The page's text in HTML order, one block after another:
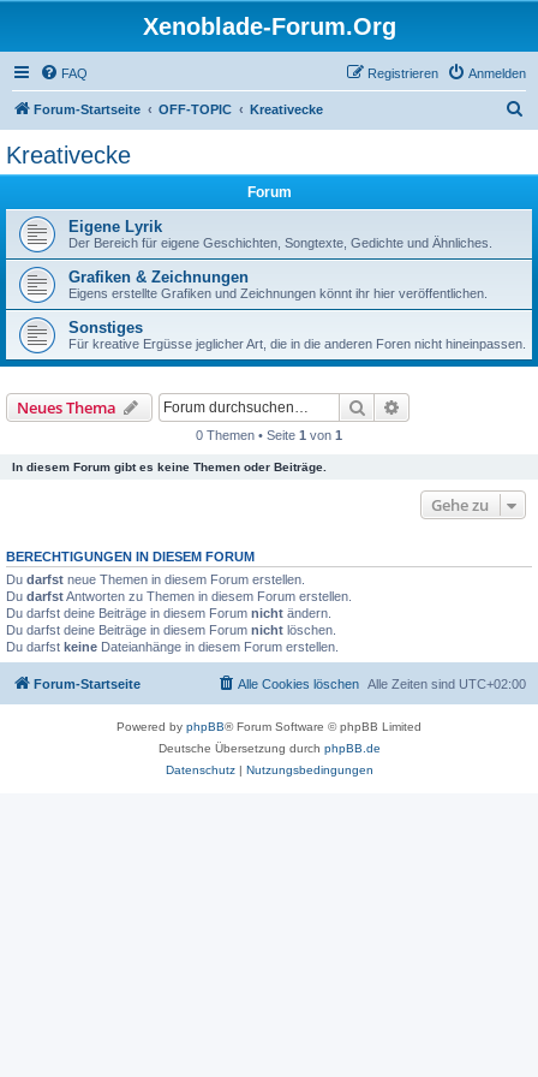
Xenoblade-Forum.Org
FAQ Anmelden
Registrieren
Forum-Startseite OFF-TOPIC Kreativecke
Kreativecke
Forum
Eigene Lyrik
Der Bereich für eigene Geschichten, Songtexte, Gedichte und Ähnliches.
Grafiken & Zeichnungen
Eigens erstellte Grafiken und Zeichnungen könnt ihr hier veröffentlichen.
Sonstiges
Für kreative Ergüsse jeglicher Art, die in die anderen Foren nicht hineinpassen.
Neues Thema Suche
0 Themen • Seite 1 von 1
In diesem Forum gibt es keine Themen oder Beiträge.
Gehe zu
BERECHTIGUNGEN IN DIESEM FORUM
Du darfst neue Themen in diesem Forum erstellen.
Du darfstAntworten zu Themen in diesem Forum erstellen.
Du darfst deine Beiträge in diesem Forum nicht ändern.
Du darfst deine Beiträge in diesem Forum nicht löschen.
Du darfst keine Dateianhänge in diesem Forum erstellen.
Forum-Startseite Alle Zeiten sind UTC+02:00
Alle Cookies löschen
Powered by phpBB® Forum Software © phpBB Limited
Deutsche Übersetzung durch phpBB.de
Datenschutz| Nutzungsbedingungen